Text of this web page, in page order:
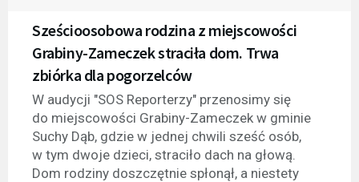
Sześcioosobowa rodzina z miejscowości
Grabiny-Zameczek straciła dom. Trwa
zbiórka dla pogorzelców
W audycji "SOS Reporterzy" przenosimy się
do miejscowości Grabiny-Zameczek w gminie
Suchy Dąb, gdzie w jednej chwili sześć osób,
w tym dwoje dzieci, straciło dach na głową.
Dom rodziny doszczętnie spłonął, a niestety